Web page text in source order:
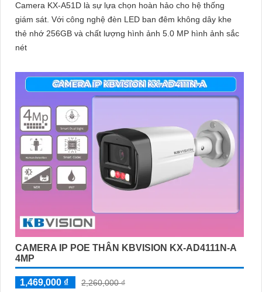
Camera KX-A51D là sự lựa chọn hoàn hảo cho hệ thống
giám sát. Với công nghệ đèn LED ban đêm không dây khe
thẻ nhớ 256GB và chất lượng hình ảnh 5.0 MP hình ảnh sắc
nét
CAMERA IP POE THÂN KBVISION KX-AD4111N-A
4MP
1,469,000 ₫
2,260,000 ₫